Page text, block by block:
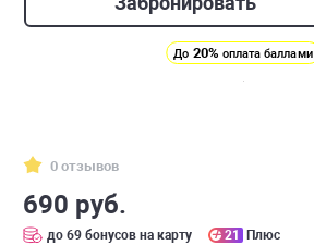
До 20% оплата баллами
0 отзывов
690 руб.
до 69 бонусов на карту 21 Плюс